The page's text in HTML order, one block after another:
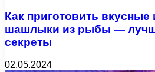
Как приготовить вкусные
шашлыки из рыбы —
секреты
02.05.2024